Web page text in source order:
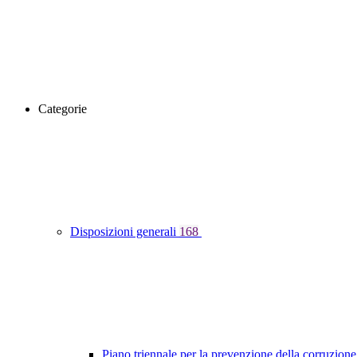
Categorie
Disposizioni generali 168